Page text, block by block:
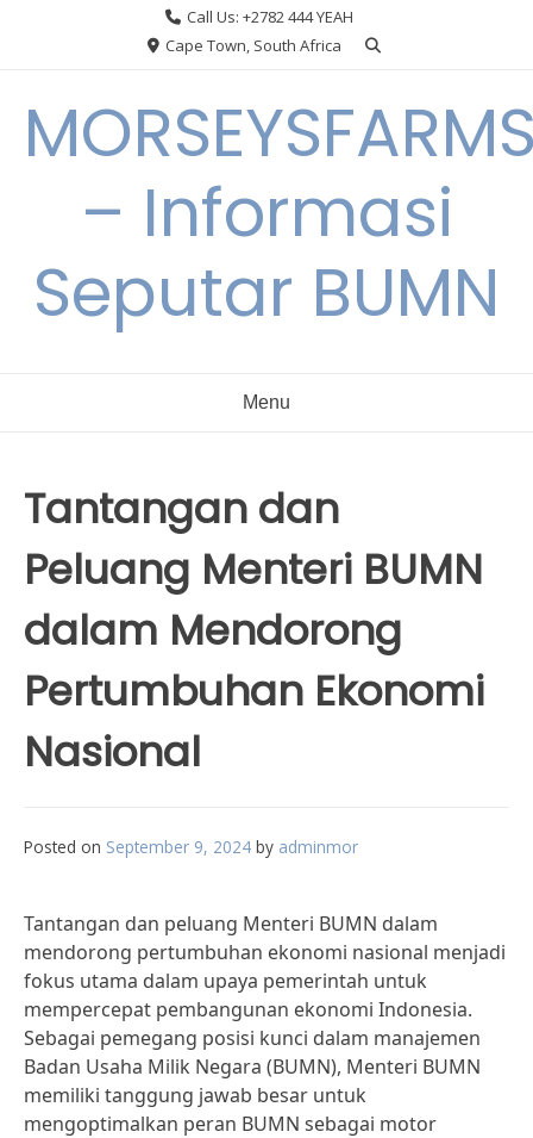
Call Us: +2782 444 YEAH
Cape Town, South Africa
– Informasi
Seputar BUMN
Menu
Tantangan dan
Peluang Menteri BUMN
dalam Mendorong
Pertumbuhan Ekonomi
Nasional
Posted on September 9, 2024 by adminmor
Tantangan dan peluang Menteri BUMN dalam
mendorong pertumbuhan ekonomi nasional menjadi
fokus utama dalam upaya pemerintah untuk
mempercepat pembangunan ekonomi Indonesia.
Sebagai pemegang posisi kunci dalam manajemen
Badan Usaha Milik Negara (BUMN), Menteri BUMN
memiliki tanggung jawab besar untuk
mengoptimalkan peran BUMN sebagai motor